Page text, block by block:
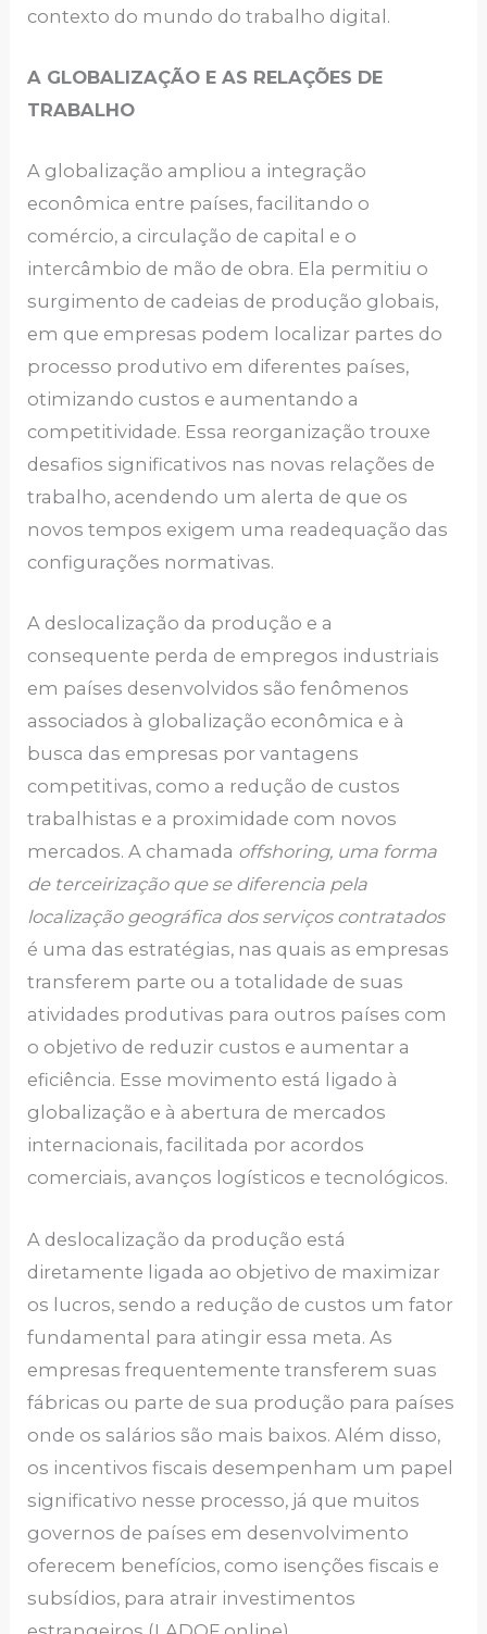
contexto do mundo do trabalho digital.
A GLOBALIZAÇÃO E AS RELAÇÕES DE
TRABALHO
A globalização ampliou a integração
econômica entre países, facilitando o
comércio, a circulação de capital e o
intercâmbio de mão de obra. Ela permitiu o
surgimento de cadeias de produção globais,
em que empresas podem localizar partes do
processo produtivo em diferentes países,
otimizando custos e aumentando a
competitividade. Essa reorganização trouxe
desafios significativos nas novas relações de
trabalho, acendendo um alerta de que os
novos tempos exigem uma readequação das
configurações normativas.
A deslocalização da produção e a
consequente perda de empregos industriais
em países desenvolvidos são fenômenos
associados à globalização econômica e à
busca das empresas por vantagens
competitivas, como a redução de custos
trabalhistas e a proximidade com novos
mercados. A chamada offshoring, uma forma
de terceirização que se diferencia pela
localização geográfica dos serviços contratados
é uma das estratégias, nas quais as empresas
transferem parte ou a totalidade de suas
atividades produtivas para outros países com
o objetivo de reduzir custos e aumentar a
eficiência. Esse movimento está ligado à
globalização e à abertura de mercados
internacionais, facilitada por acordos
comerciais, avanços logísticos e tecnológicos.
A deslocalização da produção está
diretamente ligada ao objetivo de maximizar
os lucros, sendo a redução de custos um fator
fundamental para atingir essa meta. As
empresas frequentemente transferem suas
fábricas ou parte de sua produção para países
onde os salários são mais baixos. Além disso,
os incentivos fiscais desempenham um papel
significativo nesse processo, já que muitos
governos de países em desenvolvimento
oferecem benefícios, como isenções fiscais e
subsídios, para atrair investimentos